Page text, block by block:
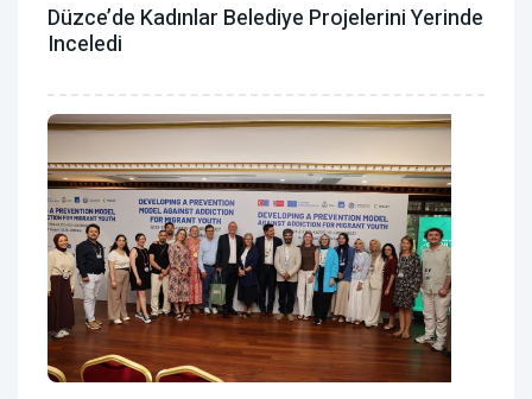
Düzce’de Kadınlar Belediye Projelerini Yerinde
Inceledi